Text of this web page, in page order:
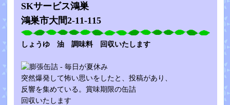
SKサービス鴻巣
鴻巣市大間2-11-115
しょうゆ 油 調味料 回収いたします
突然爆発して怖い思いをしたと、投稿があり、
反響を集めている。賞味期限の缶詰
回収いたします